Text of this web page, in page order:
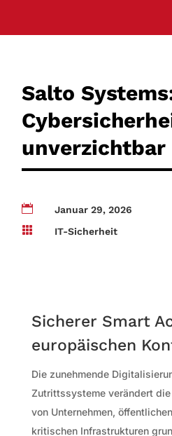
Salto

Januar 29, 2026

IT-Sicherheit
Sicherer Smart
europäischen
Die zunehmende
Zutrittssysteme verändert
von Unternehmen,
kritischen Infrastrukturen